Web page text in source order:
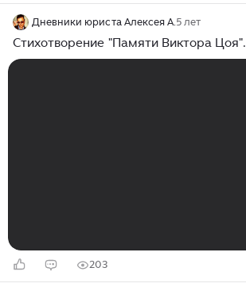
Дневники юриста Алексея А.5 лет
Стихотворение "Памяти Виктора
203